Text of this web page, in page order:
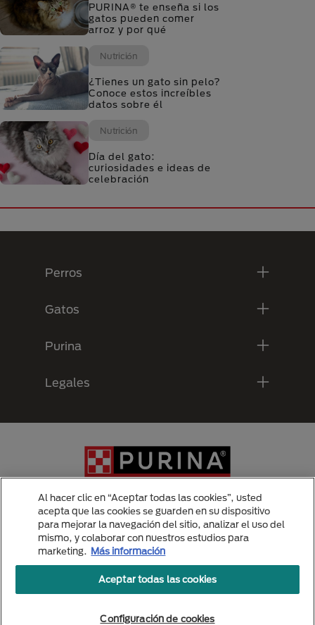
PURINA® te enseña si los
gatos pueden comer
arroz y por qué
Nutrición
¿Tienes un gato sin pelo?
Conoce estos increíbles
datos sobre él
Nutrición
Día del gato:
curiosidades e ideas de
celebración
Perros
Gatos
Purina
Legales
Menu Footer Secundario Purina
All Nestlé Purina trademarks owned by Société des Produits Nestlé S.A.,
Vevey, Switzerland or are used with permission.
Politicas de privacidad
Al hacer clic en “Aceptar todas las cookies”, usted
acepta que las cookies se guarden en su dispositivo
para mejorar la navegación del sitio, analizar el uso del
mismo, y colaborar con nuestros estudios para
marketing. Más información
Configuración de cookies
Aceptar todas las cookies